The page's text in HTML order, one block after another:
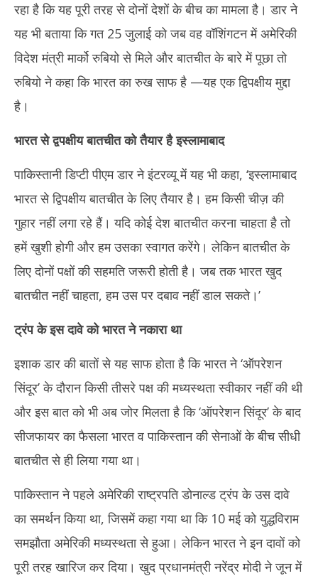
रहा है कि यह पूरी तरह से दोनों देशों के बीच का मामला है। डार ने
यह भी बताया कि गत 25 जुलाई को जब वह वॉशिंगटन में अमेरिकी
विदेश मंत्री मार्को रुबियो से मिले और बातचीत के बारे में पूछा तो
रुबियो ने कहा कि भारत का रुख साफ है —यह एक द्विपक्षीय मुद्दा
है।
भारत से द्वपक्षीय बातचीत को तैयार है इस्लामाबाद
पाकिस्तानी डिप्टी पीएम डार ने इंटरव्यू में यह भी कहा, ‘इस्लामाबाद
भारत से द्विपक्षीय बातचीत के लिए तैयार है। हम किसी चीज़ की
गुहार नहीं लगा रहे हैं। यदि कोई देश बातचीत करना चाहता है तो
हमें खुशी होगी और हम उसका स्वागत करेंगे। लेकिन बातचीत के
लिए दोनों पक्षों की सहमति जरूरी होती है। जब तक भारत खुद
बातचीत नहीं चाहता, हम उस पर दबाव नहीं डाल सकते।’
ट्रंप के इस दावे को भारत ने नकारा था
इशाक डार की बातों से यह साफ होता है कि भारत ने ‘ऑपरेशन
सिंदूर’ के दौरान किसी तीसरे पक्ष की मध्यस्थता स्वीकार नहीं की थी
और इस बात को भी अब जोर मिलता है कि ‘ऑपरेशन सिंदूर’ के बाद
सीजफायर का फैसला भारत व पाकिस्तान की सेनाओं के बीच सीधी
बातचीत से ही लिया गया था।
पाकिस्तान ने पहले अमेरिकी राष्ट्रपति डोनाल्ड ट्रंप के उस दावे
का समर्थन किया था, जिसमें कहा गया था कि 10 मई को युद्धविराम
समझौता अमेरिकी मध्यस्थता से हुआ। लेकिन भारत ने इन दावों को
पूरी तरह खारिज कर दिया। खुद प्रधानमंत्री नरेंद्र मोदी ने जून में